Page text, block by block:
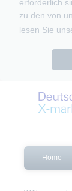
erforderlich
zu den von
lesen Sie
Home